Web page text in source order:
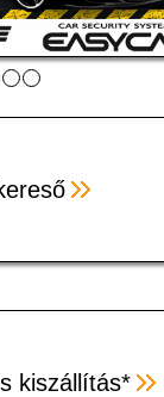
kiszállítás*